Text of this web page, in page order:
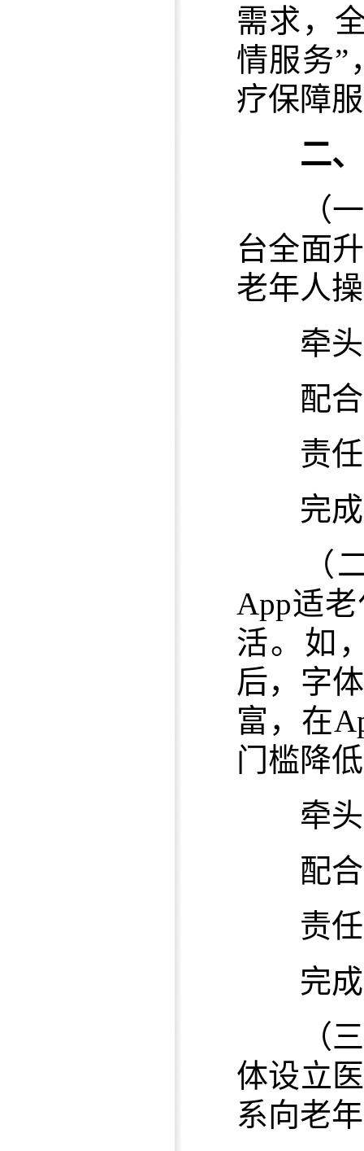
需求，
情服务”
疗保障
二
（
台全面
老年人
牵头
配合
责任
完成
（
App适
活。如
后，字
富，在
门槛降
牵头
配合
责任
完成
（
体设立
系向老